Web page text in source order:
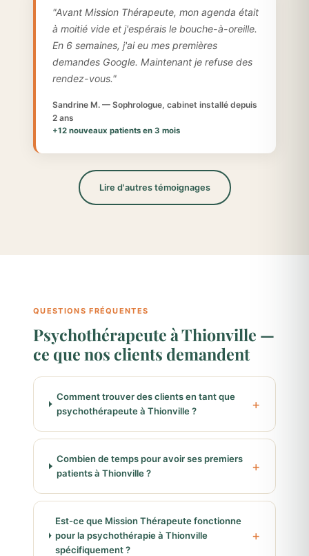
"Avant Mission Thérapeute, mon agenda était
à moitié vide et j'espérais le bouche-à-oreille.
En 6 semaines, j'ai eu mes premières
demandes Google. Maintenant je refuse des
rendez-vous."
Sandrine M. — Sophrologue, cabinet installé depuis
2 ans
+12 nouveaux patients en 3 mois
Lire d'autres témoignages
QUESTIONS FRÉQUENTES
Psychothérapeute à Thionville —
ce que nos clients demandent
Comment trouver des clients en tant que
psychothérapeute à Thionville ?
Combien de temps pour avoir ses premiers
patients à Thionville ?
Est-ce que Mission Thérapeute fonctionne
pour la psychothérapie à Thionville
spécifiquement ?